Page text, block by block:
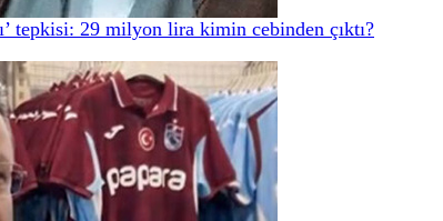
tepkisi: 29 milyon lira kimin cebinden çıktı?